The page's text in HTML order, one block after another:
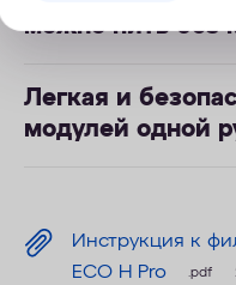
можно пить без
Легкая и
модулей одной
Инструкция к
ECO H Pro
.pdf